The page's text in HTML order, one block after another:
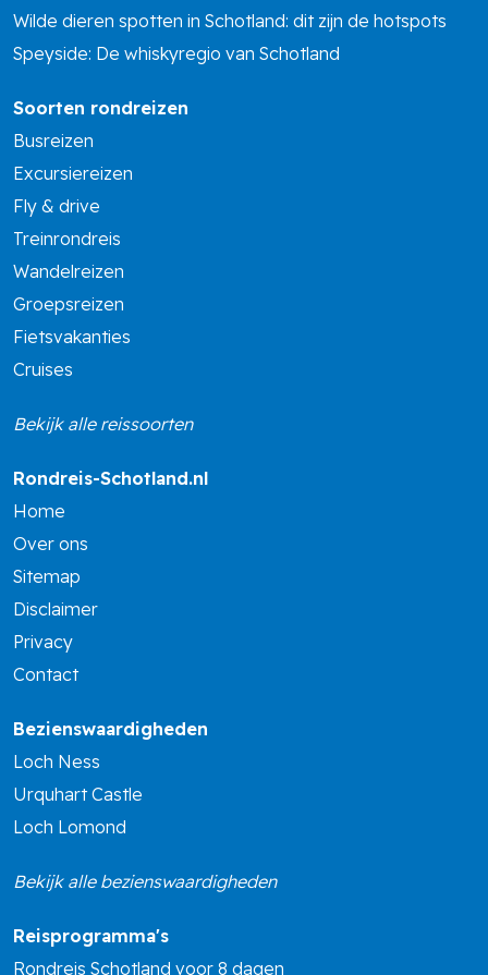
Wilde dieren spotten in Schotland: dit zijn de hotspots
Speyside: De whiskyregio van Schotland
Soorten rondreizen
Busreizen
Excursiereizen
Fly & drive
Treinrondreis
Wandelreizen
Groepsreizen
Fietsvakanties
Cruises
Bekijk alle reissoorten
Rondreis-Schotland.nl
Home
Over ons
Sitemap
Disclaimer
Privacy
Contact
Bezienswaardigheden
Loch Ness
Urquhart Castle
Loch Lomond
Bekijk alle bezienswaardigheden
Reisprogramma's
Rondreis Schotland voor 8 dagen